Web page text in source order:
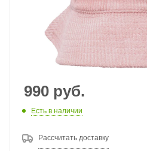
990 руб.
Есть в наличии
Рассчитать доставку